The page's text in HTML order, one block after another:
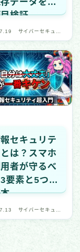
検証
サイバーセキュリ
ティ・デジタル安
全
セキュリテ
は？スマホ
者が守るべ
要素と5つの
サイバーセキュリ
ティ・デジタル安